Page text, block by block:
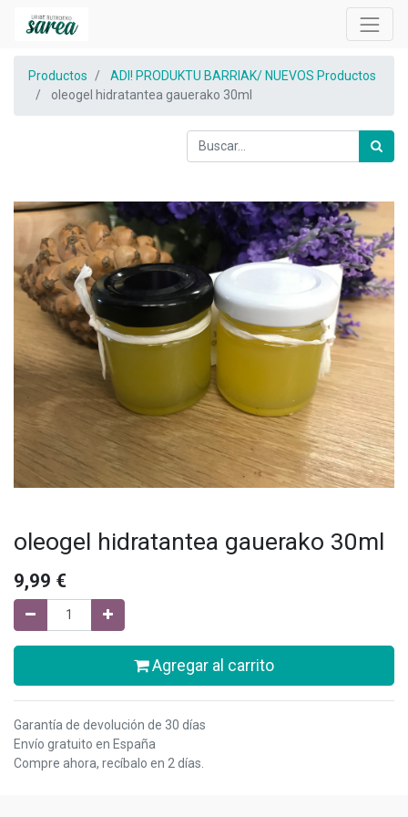
Productos
ADI! PRODUKTU BARRIAK/ NUEVOS Productos
oleogel hidratantea gauerako 30ml
oleogel hidratantea gauerako 30ml
9,99 €
Agregar al carrito
Garantía de devolución de 30 días
Envío gratuito en España
Compre ahora, recíbalo en 2 días.